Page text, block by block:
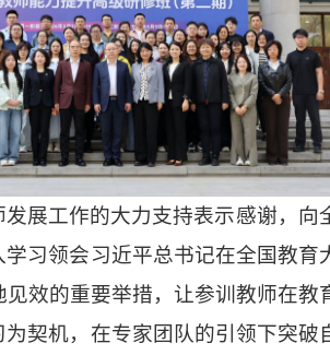
展工作的大力支持表示感谢，向
习领会习近平总书记在全国教
效的重要举措，让参训教师在
契机，在专家团队的引领下突